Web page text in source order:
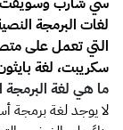
لغات البرمجة
التي تعمل على
سكريبت، لغة
ما هي لغة البرمجة
لا يوجد لغة برمجة